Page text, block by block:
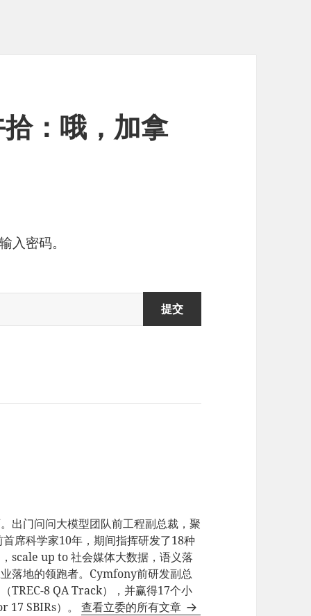
：哦，加拿
入密码。
出门问问大模型团队前工程副总裁，聚
席科学家10年，期间指挥研发了18种
scale up to 社会媒体大数据，语义落
落地的领跑者。Cymfony前研发副总
TREC-8 QA Track），并赢得17个小
17 SBIRs）。查看立委的所有文章